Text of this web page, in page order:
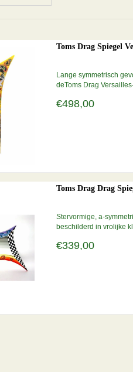
Toms Drag Spiegel
Lange symmetrisch
deToms Drag
€498,00
Toms Drag Drag
Stervormige, a-
beschilderd in vrolijke
€339,00